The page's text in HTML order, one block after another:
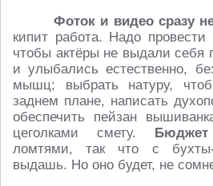
Фоток и видео сразу
кипит работа. Надо провести
чтобы актёры не выдали себя
и улыбались естественно,
мышц; выбрать натуру,
заднем плане, написать
обеспечить пейзан
цеголками смету.
ломтями, так что с
выдашь. Но оно будет, не